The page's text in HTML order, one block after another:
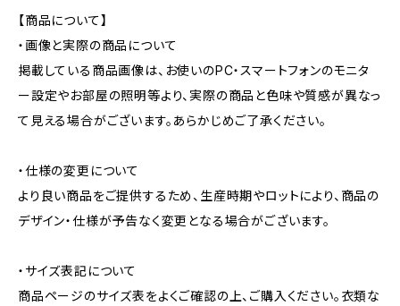
【商品について】
・画像と実際の商品について
掲載している商品画像は、お使いのPC・スマートフォンのモニタ
ー設定やお部屋の照明等より、実際の商品と色味や質感が異なっ
て見える場合がございます。あらかじめご了承ください。
・仕様の変更について
より良い商品をご提供するため、生産時期やロットにより、商品の
デザイン・仕様が予告なく変更となる場合がございます。
・サイズ表記について
商品ページのサイズ表をよくご確認の上、ご購入ください。衣類な